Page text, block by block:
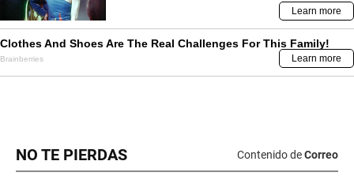
NO TE PIERDAS Contenido deCorreo